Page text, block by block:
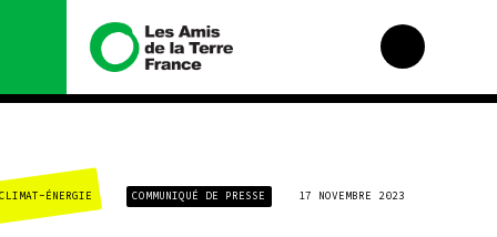
Nous connaître
Histoire
Total, rendez-vous
CLIMAT-ÉNERGIE COMMUNIQUÉ DE PRESSE 17 NOVEMBRE 2023